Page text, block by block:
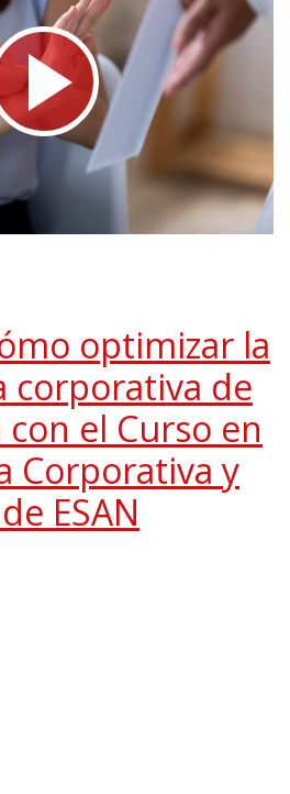
optimizar la
corporativa de
el Curso en
Corporativa y
ESAN